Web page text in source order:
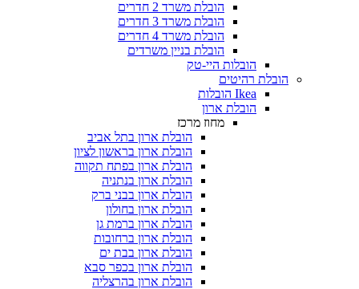
הובלת בניין משרדים
הובלת ארון בתל אביב
הובלת ארון בראשון לציון
הובלת ארון בפתח תקווה
הובלת ארון בנתניה
הובלת ארון בבני ברק
הובלת ארון בחולון
הובלת ארון ברמת גן
הובלת ארון ברחובות
הובלת ארון בבת ים
הובלת ארון בכפר סבא
הובלת ארון בהרצליה